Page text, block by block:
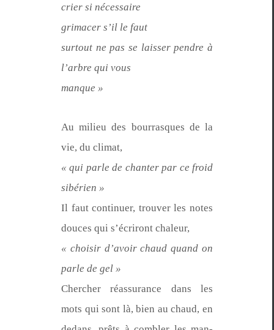
crier si nécessaire
gri­mac­er s’il le faut
surtout ne pas se laiss­er pen­dre à
l’ar­bre qui vous
manque »
Au milieu des bour­rasques de la
vie, du cli­mat,
« qui par­le de chanter par ce froid
sibérien »
Il faut con­tin­uer, trou­ver les notes
douces qui s’écriront chaleur,
« choisir d’avoir chaud quand on
par­le de gel »
Chercher réas­sur­ance dans les
mots qui sont là, bien au chaud, en